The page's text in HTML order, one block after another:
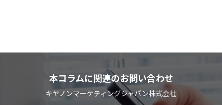
本コラムに関連のお問い合わせ
キヤノンマーケティングジャパン株式会社